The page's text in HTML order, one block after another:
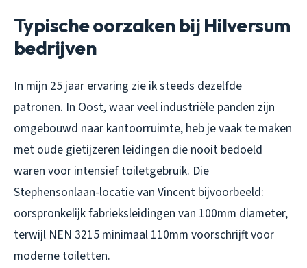
Typische oorzaken bij Hilversum
bedrijven
In mijn 25 jaar ervaring zie ik steeds dezelfde
patronen. In Oost, waar veel industriële panden zijn
omgebouwd naar kantoorruimte, heb je vaak te maken
met oude gietijzeren leidingen die nooit bedoeld
waren voor intensief toiletgebruik. Die
Stephensonlaan-locatie van Vincent bijvoorbeeld:
oorspronkelijk fabrieksleidingen van 100mm diameter,
terwijl NEN 3215 minimaal 110mm voorschrijft voor
moderne toiletten.